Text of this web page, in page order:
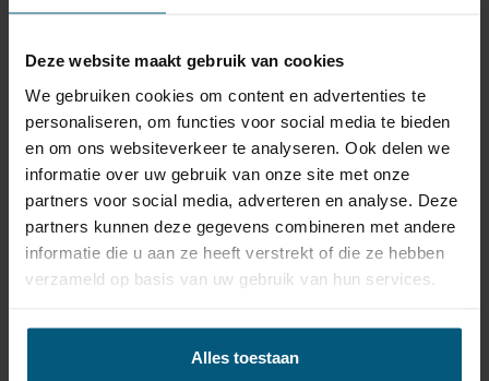
Deze website maakt gebruik van cookies
We gebruiken cookies om content en advertenties te
personaliseren, om functies voor social media te bieden
en om ons websiteverkeer te analyseren. Ook delen we
informatie over uw gebruik van onze site met onze
partners voor social media, adverteren en analyse. Deze
partners kunnen deze gegevens combineren met andere
informatie die u aan ze heeft verstrekt of die ze hebben
verzameld op basis van uw gebruik van hun services.
Alles toestaan
Duurder in aanschaf.
Houder moet zuiver blijven als de trekhaak niet
gemonteerd is.
Je kunt bij ons kiezen uit de gerenommeerde trekhaak
merken
GDW, Steinhof of Autohak.
Dit zijn grote trekhaak trekhaak fabrikanten die een
uitstekende naam hebben opgebouwd.
serie E36 2 deurs, Cabrio | 01/1993 - 03/2000
worden bij de set bijgeleverd.